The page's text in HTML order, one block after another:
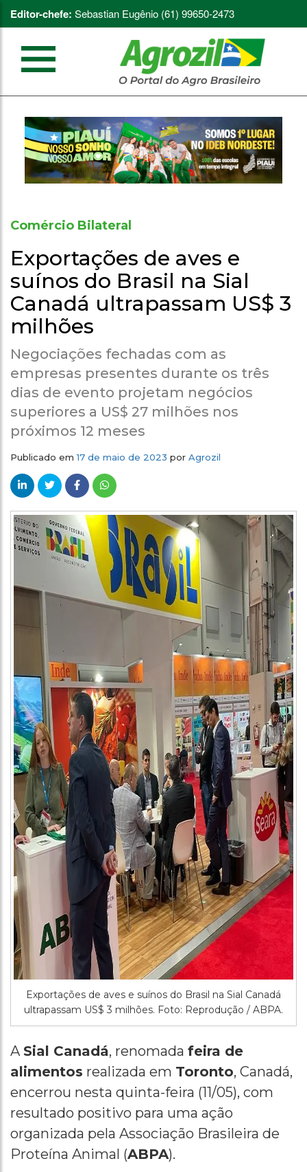
Editor-chefe: Sebastian Eugênio (61) 99650-2473
Comércio Bilateral
Exportações de aves e
suínos do Brasil na Sial
Canadá ultrapassam US$ 3
milhões
Negociações fechadas com as
empresas presentes durante os três
dias de evento projetam negócios
superiores a US$ 27 milhões nos
próximos 12 meses
Publicado em17 de maio de 2023 por Agrozil
Exportações de aves e suínos do Brasil na Sial Canadá
ultrapassam US$ 3 milhões. Foto: Reprodução / ABPA.
A Sial Canadá, renomada feira de
alimentos realizada em Toronto, Canadá,
encerrou nesta quinta-feira (11/05), com
resultado positivo para uma ação
organizada pela Associação Brasileira de
Proteína Animal (ABPA).